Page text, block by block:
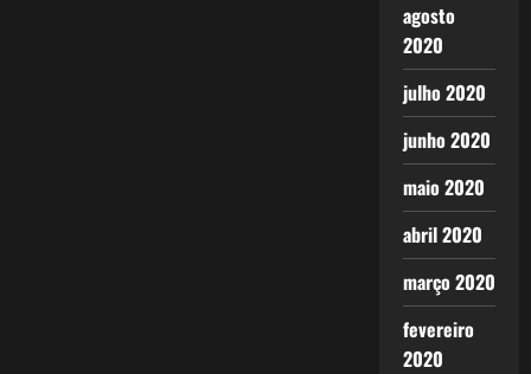
agosto
2020
julho 2020
junho 2020
maio 2020
abril 2020
março 2020
fevereiro
2020